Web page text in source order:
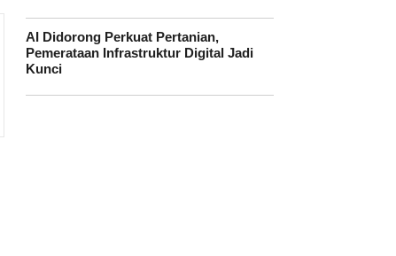
AI Didorong Perkuat Pertanian,
Pemerataan Infrastruktur Digital Jadi
Kunci